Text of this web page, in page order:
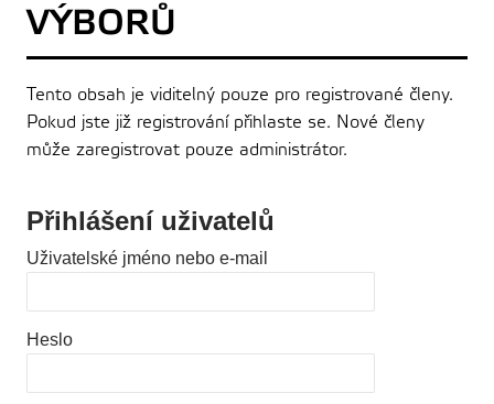
VÝBORŮ
Tento obsah je viditelný pouze pro registrované členy.
Pokud jste již registrování přihlaste se. Nové členy
může zaregistrovat pouze administrátor.
Přihlášení uživatelů
Uživatelské jméno nebo e-mail
Heslo